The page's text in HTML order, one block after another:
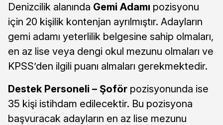
Denizcilik alanında Gemi Adamı pozisyonu
için 20 kişilik kontenjan ayrılmıştır. Adayların
gemi adamı yeterlilik belgesine sahip olmaları,
en az lise veya dengi okul mezunu olmaları ve
KPSS’den ilgili puanı almaları gerekmektedir.
Destek Personeli – Şoför pozisyonunda ise
35 kişi istihdam edilecektir. Bu pozisyona
başvuracak adayların en az lise mezunu